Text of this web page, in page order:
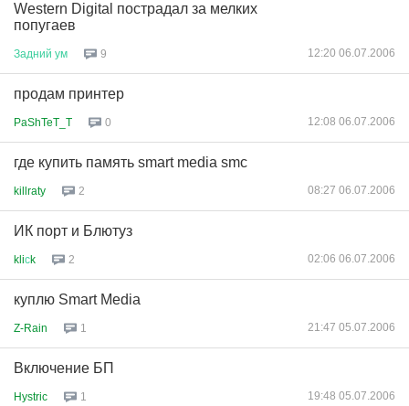
Western Digital пострадал за мелких
попугаев
Задний ум 9 12:20 06.07.2006
продам принтер
PaShTeT_T 0 12:08 06.07.2006
где купить память smart media smc
killraty 2 08:27 06.07.2006
ИК порт и Блютуз
kliсk 2 02:06 06.07.2006
куплю Smart Media
Z-Rain 1 21:47 05.07.2006
Включение БП
Hystric 1 19:48 05.07.2006